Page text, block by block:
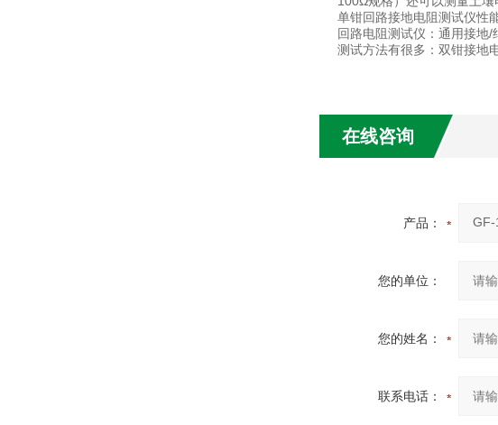
单钳回路接地电阻测试仪性
回路电阻测试仪：通用接地/
测试方法有很多：双钳接地
在线咨询
产品：
您的单位：
您的姓名：
联系电话：